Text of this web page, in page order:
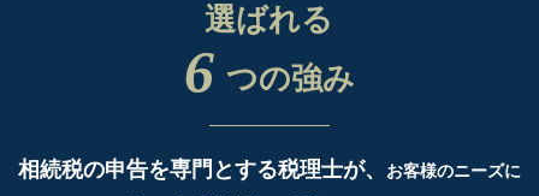
選ばれる
6 つの強み
相続税の申告を専門とする税理士が、
お客様のニーズに